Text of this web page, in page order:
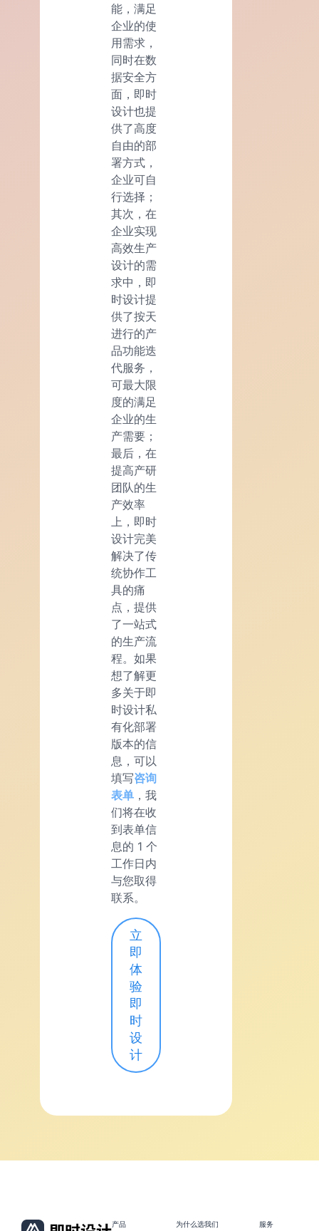
能，满足
企业的使
用需求，
同时在数
据安全方
面，即时
设计也提
供了高度
自由的部
署方式，
企业可自
行选择；
其次，在
企业实现
高效生产
设计的需
求中，即
时设计提
供了按天
进行的产
品功能迭
代服务，
可最大限
度的满足
企业的生
产需要；
最后，在
提高产研
团队的生
产效率
上，即时
设计完美
解决了传
统协作工
具的痛
点，提供
了一站式
的生产流
程。如果
想了解更
多关于即
时设计私
有化部署
版本的信
息，可以
填写咨询
表单 ，我
们将在收
到表单信
息的 1 个
工作日内
与您取得
联系。
立
即
体
验
即
时
设
计
产品 为什么选我们 服务